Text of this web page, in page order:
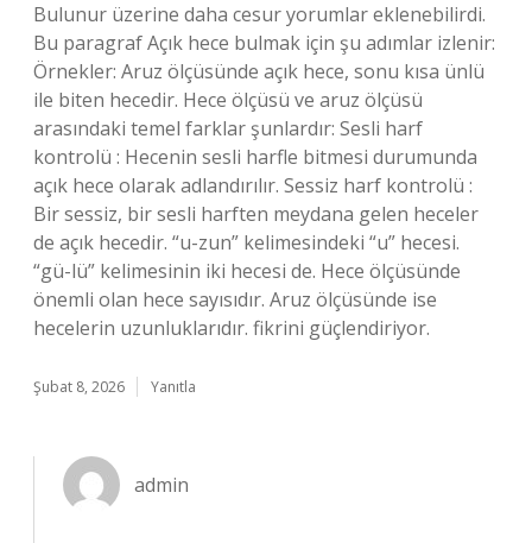
Bulunur üzerine daha cesur yorumlar eklenebilirdi.
Bu paragraf Açık hece bulmak için şu adımlar izlenir:
Örnekler: Aruz ölçüsünde açık hece, sonu kısa ünlü
ile biten hecedir. Hece ölçüsü ve aruz ölçüsü
arasındaki temel farklar şunlardır: Sesli harf
kontrolü : Hecenin sesli harfle bitmesi durumunda
açık hece olarak adlandırılır. Sessiz harf kontrolü :
Bir sessiz, bir sesli harften meydana gelen heceler
de açık hecedir. “u-zun” kelimesindeki “u” hecesi.
“gü-lü” kelimesinin iki hecesi de. Hece ölçüsünde
önemli olan hece sayısıdır. Aruz ölçüsünde ise
hecelerin uzunluklarıdır. fikrini güçlendiriyor.
Şubat 8, 2026 Yanıtla
admin